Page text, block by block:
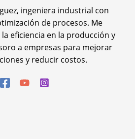
ingeniera industrial con
de procesos. Me
eficiencia en la producción y
a empresas para mejorar
y reducir costos.